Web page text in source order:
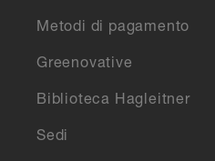
Metodi di pagamento
Greenovative
Biblioteca Hagleitner
Sedi